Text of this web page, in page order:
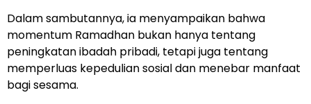
Dalam sambutannya, ia menyampaikan bahwa
momentum Ramadhan bukan hanya tentang
peningkatan ibadah pribadi, tetapi juga tentang
memperluas kepedulian sosial dan menebar manfaat
bagi sesama.